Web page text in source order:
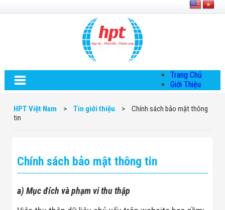
Trang Chủ
Giới Thiệu
Nam
Hội Đồng Quản
HPT Việt Nam > Tin giới thiệu >
Chính sách bảo mật thông
tin
Chính sách bảo mật thông tin
a) Mục đích và phạm vi thu thập